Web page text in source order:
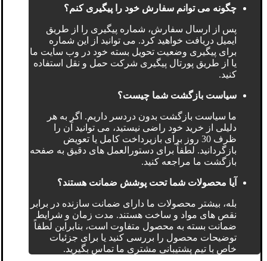
چگونه می توانم سفارش خود را پیگیری کنم؟
پس از ارسال سفارش، شماره پیگیری را از طریق
ایمیل دریافت خواهید کرد. می توانید از این شماره
برای پیگیری وضعیت تحویل بسته خود در وب سایت ما
یا از طریق پورتال پیگیری شرکت حمل و نقل استفاده
کنید.
سیاست بازگشت شما چیست؟
ما سیاست بازگشت بدون دردسر داریم. اگر به هر
دلیلی از خرید خود راضی نیستید، می توانید آن را
ظرف 30 روز برای بازپرداخت کامل یا تعویض
بازگردانید. لطفاً برای دستورالعمل های دقیق به صفحه
بازگشت ما مراجعه کنید.
آیا محصولات شما تحت پوشش ضمانت هستند؟
بله، بیشتر محصولات ما دارای ضمانت سازنده در برابر
نقص های مواد و ساخت هستند. مدت زمان و شرایط
ضمانت بسته به محصول متفاوت است، بنابراین لطفاً
توضیحات محصول را بررسی کنید یا برای جزئیات
خاص با تیم پشتیبانی مشتری ما تماس بگیرید.